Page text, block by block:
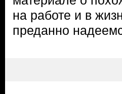
на работе и в
преданно